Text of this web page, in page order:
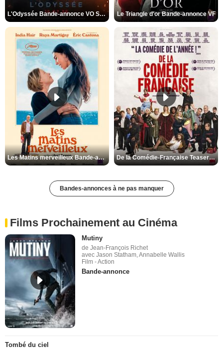
L'Odyssée Bande-annonce VO STFR Le Triangle d'or Bande-annonce VF
Les Matins merveilleux Bande-annonce VF De la Comédie-Française Teaser VF
Bandes-annonces à ne pas manquer
Films Prochainement au Cinéma
Mutiny
de Jean-François Richet
avec Jason Statham, Annabelle Wallis
Film - Action
Bande-annonce
Tombé du ciel